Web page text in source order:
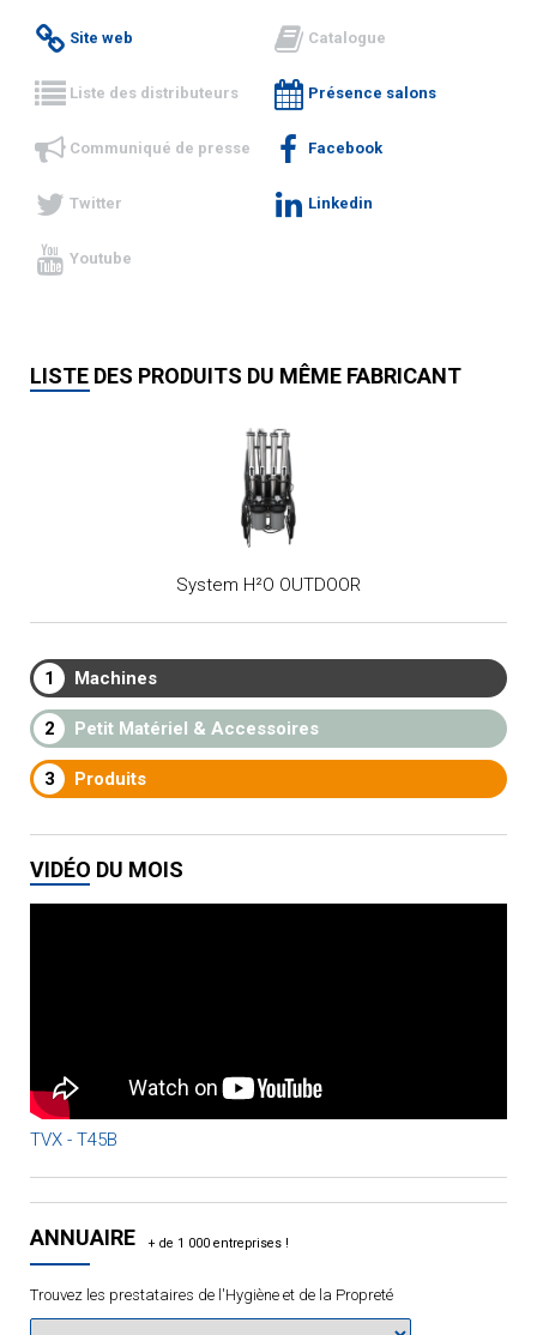
Site web Catalogue
Liste des distributeurs Présence salons
Communiqué de presse Facebook
Twitter Linkedin
Youtube
LISTE DES PRODUITS DU MÊME FABRICANT
System H²O OUTDOOR
1 Machines
2 Petit Matériel & Accessoires
3 Produits
VIDÉO DU MOIS
TVX - T45B
ANNUAIRE
Trouvez les prestataires de l'Hygiène et de la Propreté